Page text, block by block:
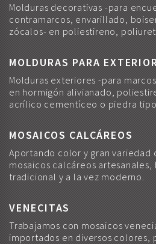
Molduras decorativas -para
contramarcos, envarillado,
zócalos- en poliestireno,
MOLDURAS PARA
Molduras exteriores -para
en hormigón alivianado,
acrílico cementíceo o piedra tipo
MOSAICOS CALCÁREOS
Aportando color y gran variedad
mosaicos calcáreos
tradicional y a la vez moderno.
VENECITAS
Trabajamos con mosaicos
importados en diversos colores,